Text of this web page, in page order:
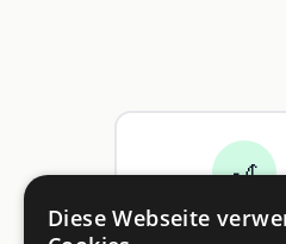
🎢
Freizeit
Diese Webseite